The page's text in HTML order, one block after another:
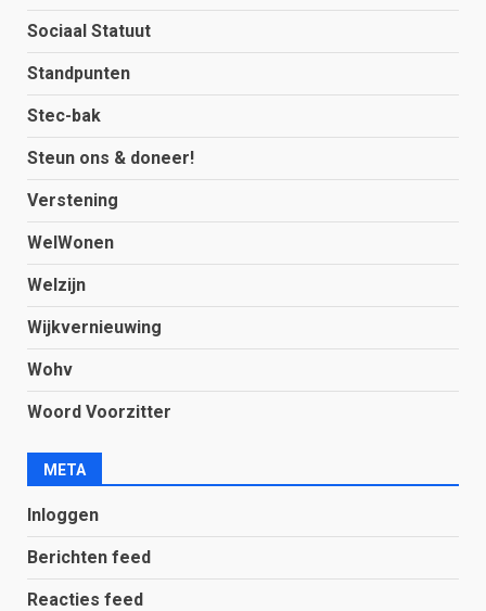
Sociaal Statuut
Standpunten
Stec-bak
Steun ons & doneer!
Verstening
WelWonen
Welzijn
Wijkvernieuwing
Wohv
Woord Voorzitter
META
Inloggen
Berichten feed
Reacties feed